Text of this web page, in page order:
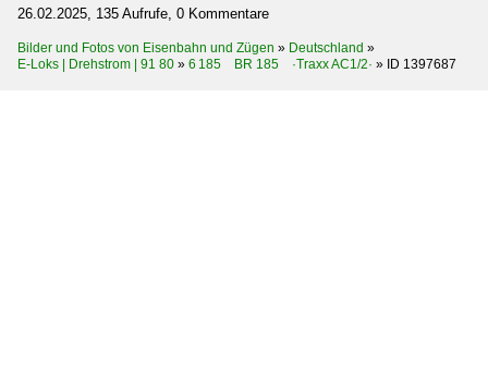
26.02.2025, 135 Aufrufe, 0 Kommentare
Bilder und Fotos von Eisenbahn und Zügen » Deutschland »
E-Loks | Drehstrom | 91 80 » 6 185 BR 185 ·Traxx AC1/2· » ID 1397687